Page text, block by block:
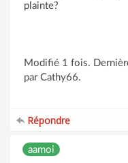
plainte?
Modifié 1 fois.
par Cathy66.
Répondre
aamoi